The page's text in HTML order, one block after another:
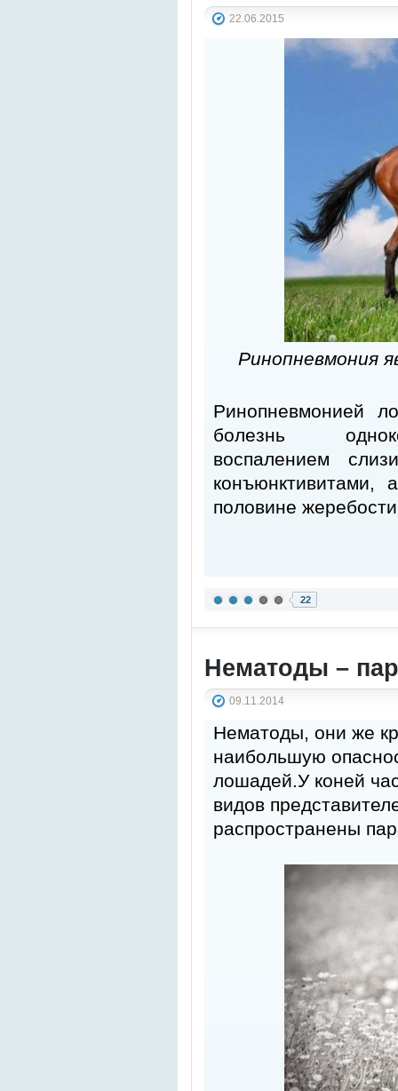
22.06.2015
Ринопневмония
Ринопневмонией
болезнь
воспалением
конъюнктивитами,
половине
22
Нематоды –
09.11.2014
Нематоды, они же
наибольшую
лошадей.У коней
видов
распространены